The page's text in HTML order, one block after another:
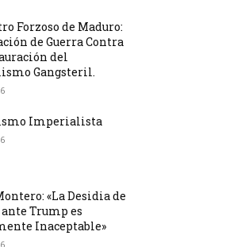
Forzoso de Maduro:
de Guerra Contra
del
Gangsteril.
Imperialista
«La Desidia de
Trump es
Inaceptable»